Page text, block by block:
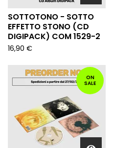
SOTTOTONO - SOTTO
EFFETTO STONO (CD
DIGIPACK) COM 1529-2
16,90 €
ON
SALE